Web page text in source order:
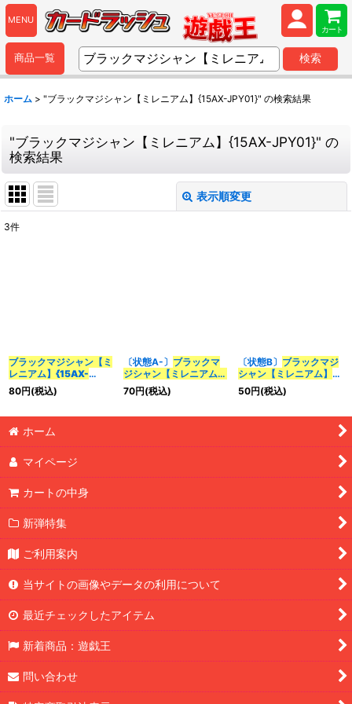
MENU
カート
商品一覧 検索
ホーム > "ブラックマジシャン【ミレニアム】{15AX-JPY01}" の検索結果
"ブラックマジシャン【ミレニアム】{15AX-JPY01}" の
検索結果
表示順変更
カテゴリ:
絞り込む
3件
ブラックマジシャン【ミ
レニアム】{15AX-
JPY01}《モンスター》
80円(税込)
〔状態A-〕 ブラックマ
ジシャン【ミレニアム】
{15AX-JPY01}
ター》
70円(税込)
〔状態B〕 ブラックマジ
シャン【ミレニアム】
{15AX-JPY01}
ター》
50円(税込)
ホーム
マイページ
カートの中身
新弾特集
ご利用案内
当サイトの画像やデータの利用について
最近チェックしたアイテム
新着商品：遊戯王
問い合わせ